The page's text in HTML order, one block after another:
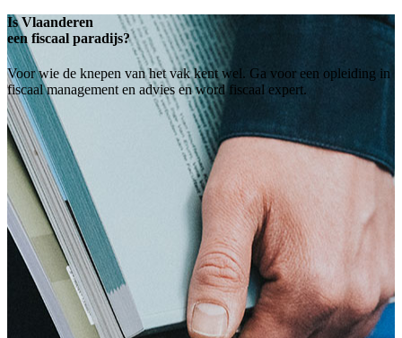
Is Vlaanderen
een fiscaal paradijs?
Voor wie de knepen van het vak kent wel. Ga voor een opleiding in
fiscaal management en advies en word fiscaal expert.